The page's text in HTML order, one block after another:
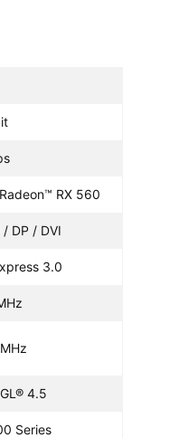
RX 560
/ DP / DVI
3.0
4.5
Series